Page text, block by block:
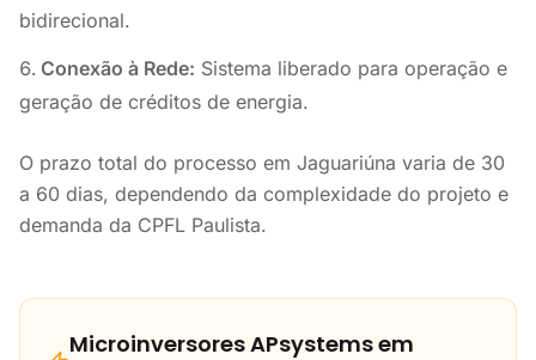
bidirecional.
Conexão à Rede: Sistema liberado para operação e
geração de créditos de energia.
O prazo total do processo em Jaguariúna varia de 30
a 60 dias, dependendo da complexidade do projeto e
demanda da CPFL Paulista.
Microinversores APsystems em